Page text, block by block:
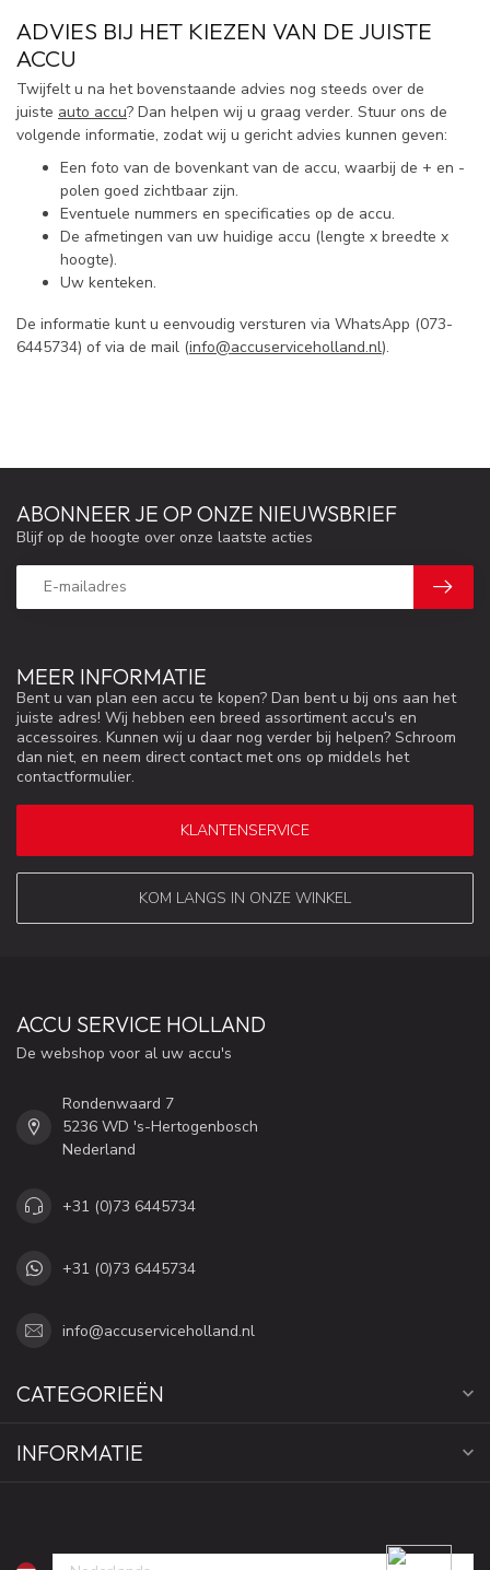
ADVIES BIJ HET KIEZEN VAN DE JUISTE
ACCU
Twijfelt u na het bovenstaande advies nog steeds over de
juiste auto accu? Dan helpen wij u graag verder. Stuur ons de
volgende informatie, zodat wij u gericht advies kunnen geven:
Een foto van de bovenkant van de accu, waarbij de + en -
polen goed zichtbaar zijn.
Eventuele nummers en specificaties op de accu.
De afmetingen van uw huidige accu (lengte x breedte x
hoogte).
Uw kenteken.
De informatie kunt u eenvoudig versturen via WhatsApp (073-
6445734) of via de mail (info@accuserviceholland.nl).
MEER INFORMATIE
Bent u van plan een accu te kopen? Dan bent u bij ons aan het
juiste adres! Wij hebben een breed assortiment accu's en
accessoires. Kunnen wij u daar nog verder bij helpen? Schroom
dan niet, en neem direct contact met ons op middels het
contactformulier.
KLANTENSERVICE
KOM LANGS IN ONZE WINKEL
ABONNEER JE OP ONZE NIEUWSBRIEF
Blijf op de hoogte over onze laatste acties
ACCU SERVICE HOLLAND
De webshop voor al uw accu's
Rondenwaard 7
5236 WD 's-Hertogenbosch
Nederland
+31 (0)73 6445734
+31 (0)73 6445734
info@accuserviceholland.nl
CATEGORIEËN
INFORMATIE